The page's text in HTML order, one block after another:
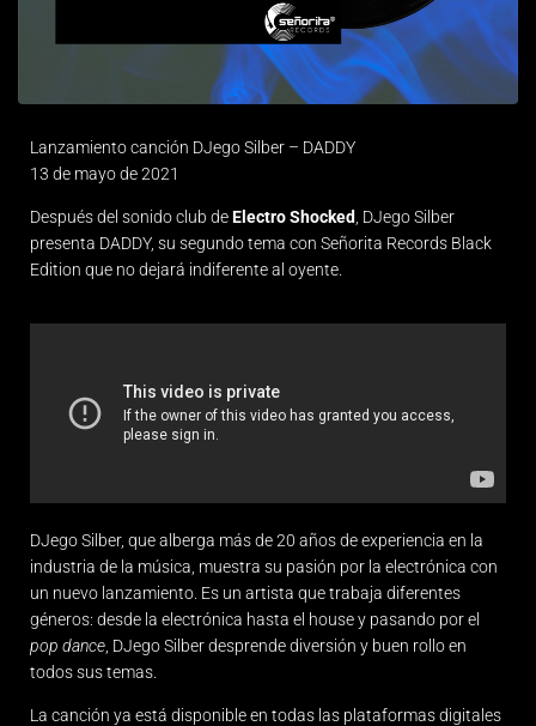
Lanzamiento canción DJego Silber – DADDY
13 de mayo de 2021
Después del sonido club deElectro Shocked , DJego Silber
presenta DADDY, su segundo tema con Señorita Records Black
Edition que no dejará indiferente al oyente.
DJego Silber, que alberga más de 20 años de experiencia en la
industria de la música, muestra su pasión por la electrónica con
un nuevo lanzamiento. Es un artista que trabaja diferentes
géneros: desde la electrónica hasta el house y pasando por el
pop dance , DJego Silber desprende diversión y buen rollo en
todos sus temas.
La canción ya está disponible en todas las plataformas digitales